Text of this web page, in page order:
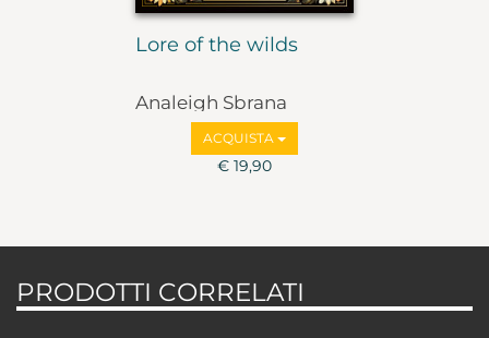
Lore of the wilds
Analeigh Sbrana
ACQUISTA
€ 19,90
PRODOTTI CORRELATI